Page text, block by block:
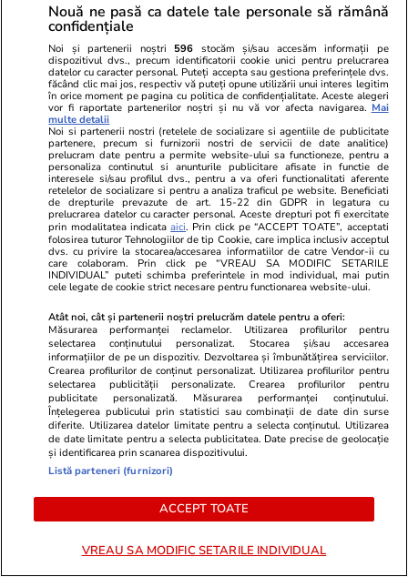
Obiceiul simplu care o ajută pe
Maria Buză să se mențină în
formă la 57 de ani. „Stomacul
este al doilea creier al nostru”
Stiri Mondene 01 aug.
Valentin Sanfira, la bustul gol în
timp ce tunde iarba în curte.
Artistul și-a pus fanele pe jar.
„La muncă mă ajută și pe mine
PARTENERI
Nouă ne pasă ca datele tale personale să rămână
confidențiale
Noi și partenerii noștri 596 stocăm și/sau accesăm informații pe
dispozitivul dvs., precum identificatorii cookie unici pentru prelucrarea
datelor cu caracter personal. Puteți accepta sau gestiona preferințele dvs.
făcând clic mai jos, respectiv vă puteți opune utilizării unui interes legitim
în orice moment pe pagina cu politica de confidențialitate. Aceste alegeri
vor fi raportate partenerilor noștri și nu vă vor afecta navigarea. Mai
multe detalii
Noi si partenerii nostri (retelele de socializare si agentiile de publicitate
partenere, precum si furnizorii nostri de servicii de date analitice)
prelucram date pentru a permite website-ului sa functioneze, pentru a
personaliza continutul si anunturile publicitare afisate in functie de
interesele si/sau profilul dvs., pentru a va oferi functionalitati aferente
retelelor de socializare si pentru a analiza traficul pe website. Beneficiati
de drepturile prevazute de art. 15-22 din GDPR in legatura cu
prelucrarea datelor cu caracter personal. Aceste drepturi pot fi exercitate
prin modalitatea indicataaici. Prin click pe “ACCEPT TOATE”, acceptati
folosirea tuturor Tehnologiilor de tip Cookie, care implica inclusiv acceptul
dvs. cu privire la stocarea/accesarea informatiilor de catre Vendor-ii cu
care colaboram. Prin click pe “VREAU SA MODIFIC SETARILE
INDIVIDUAL” puteti schimba preferintele in mod individual, mai putin
cele legate de cookie strict necesare pentru functionarea website-ului.
Atât noi, cât și partenerii noștri prelucrăm datele pentru a oferi:
Măsurarea performanței reclamelor. Utilizarea profilurilor pentru
selectarea conținutului personalizat. Stocarea și/sau accesarea
informațiilor de pe un dispozitiv. Dezvoltarea și îmbunătățirea serviciilor.
Crearea profilurilor de conținut personalizat. Utilizarea profilurilor pentru
selectarea publicității personalizate. Crearea profilurilor pentru
publicitate personalizată. Măsurarea performanței conținutului.
Înțelegerea publicului prin statistici sau combinații de date din surse
diferite. Utilizarea datelor limitate pentru a selecta conținutul. Utilizarea
de date limitate pentru a selecta publicitatea. Date precise de geolocație
și identificarea prin scanarea dispozitivului.
Listă parteneri (furnizori)
ACCEPT TOATE
VREAU SA MODIFIC SETARILE INDIVIDUAL